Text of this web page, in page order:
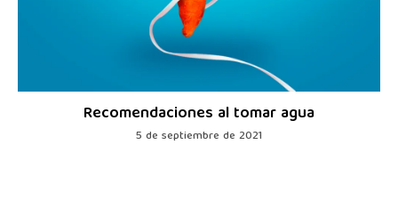
Recomendaciones al tomar agua
5 de septiembre de 2021